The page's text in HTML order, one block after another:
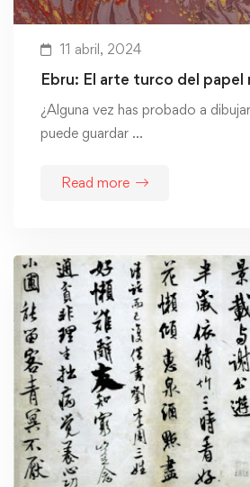
11 abril, 2024
Ebru: El arte turco del papel
¿Alguna vez has probado a
puede guardar …
Read more